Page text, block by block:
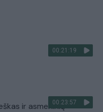
00:21:19
00:23:57
ir asmeninių